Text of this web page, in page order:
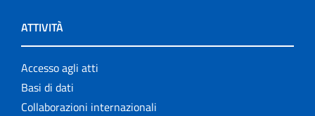
ATTIVITÀ
Accesso agli atti
Basi di dati
Collaborazioni internazionali